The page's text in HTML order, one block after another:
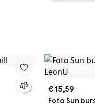
€ 15,59
Foto Sun